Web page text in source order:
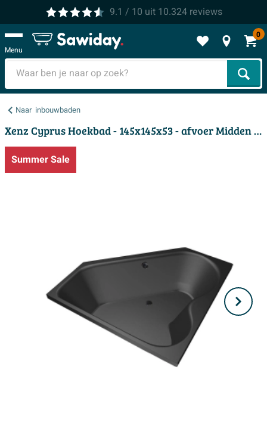
9.1 / 10 uit 10.324reviews
Menu
0
Naar inbouwbaden
Xenz Cyprus Hoekbad - 145x145x53 - afvoer Midden - acryl - ebony
Summer Sale